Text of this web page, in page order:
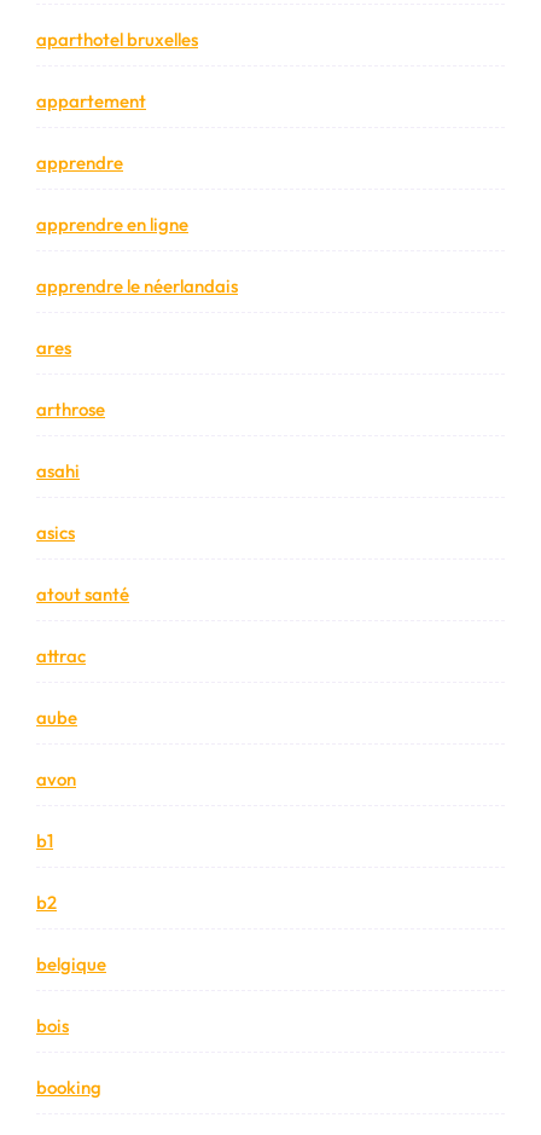
aparthotel bruxelles
appartement
apprendre
apprendre en ligne
apprendre le néerlandais
ares
arthrose
asahi
asics
atout santé
attrac
aube
avon
b1
b2
belgique
bois
booking